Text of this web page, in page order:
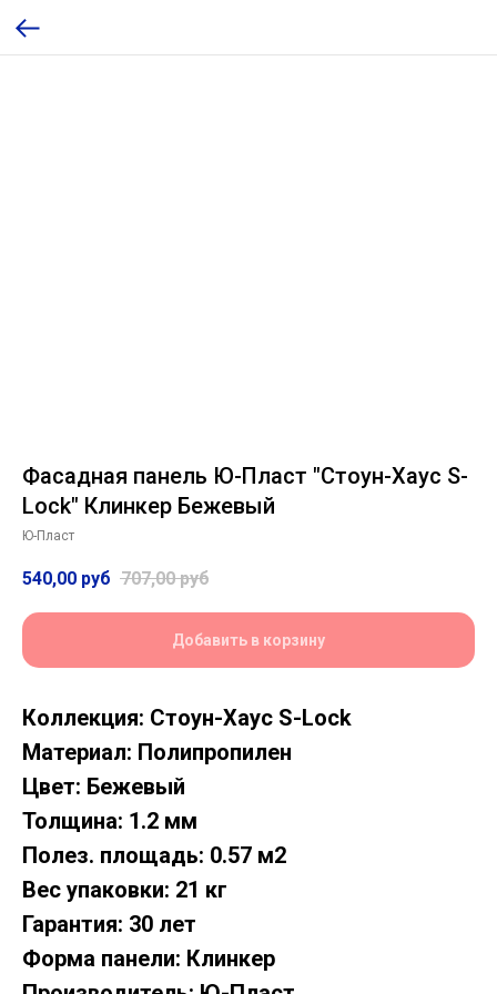
Фасадная панель Ю-Пласт "Стоун-Хаус S-
Lock" Клинкер Бежевый
Ю-Пласт
540,00 руб 707,00 руб
Добавить в корзину
Коллекция: Стоун-Хаус S-Lock
Материал: Полипропилен
Цвет: Бежевый
Толщина: 1.2 мм
Полез. площадь: 0.57 м2
Вес упаковки: 21 кг
Гарантия: 30 лет
Форма панели: Клинкер